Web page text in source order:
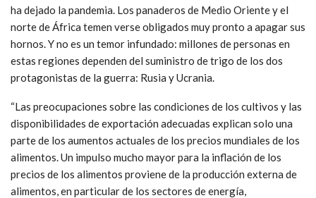
ha dejado la pandemia. Los panaderos de Medio Oriente y el
norte de África temen verse obligados muy pronto a apagar sus
hornos. Y no es un temor infundado: millones de personas en
estas regiones dependen del suministro de trigo de los dos
protagonistas de la guerra: Rusia y Ucrania.
“Las preocupaciones sobre las condiciones de los cultivos y las
disponibilidades de exportación adecuadas explican solo una
parte de los aumentos actuales de los precios mundiales de los
alimentos. Un impulso mucho mayor para la inflación de los
precios de los alimentos proviene de la producción externa de
alimentos, en particular de los sectores de energía,